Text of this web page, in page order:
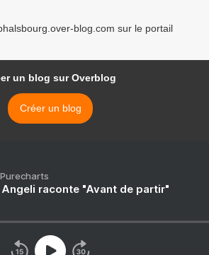
blog.com sur le portail
un blog sur Overblog
Créer un blog
Angeli raconte "Avant de partir"